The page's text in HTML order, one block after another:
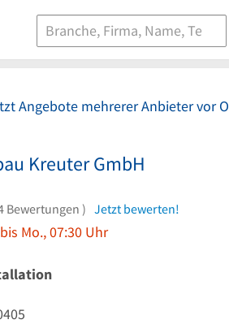
Angebote mehrerer Anbieter vor
Kreuter GmbH
5 Sternen
Bewertungen Jetzt bewerten!
Mo., 07:30 Uhr